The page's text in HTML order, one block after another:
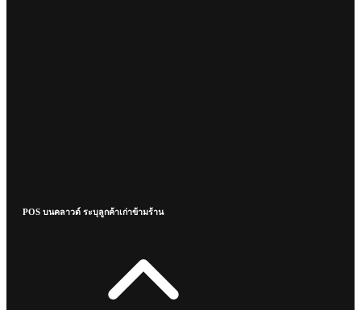
POS บนคลาวด์ ระบุลูกค้าเก่าข้ามร้าน